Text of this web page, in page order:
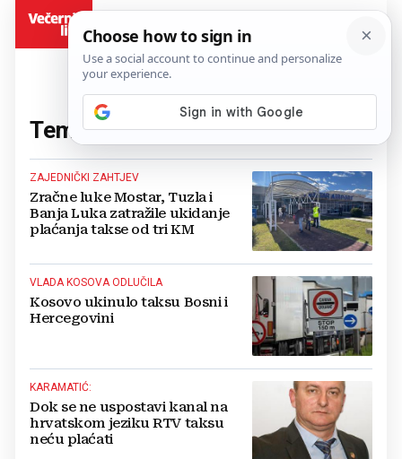
Tema:taksa(3 članaka)
ZAJEDNIČKI ZAHTJEV
Zračne luke Mostar, Tuzla i
Banja Luka zatražile ukidanje
plaćanja takse od tri KM
VLADA KOSOVA ODLUČILA
Kosovo ukinulo taksu Bosni i
Hercegovini
KARAMATIĆ:
Dok se ne uspostavi kanal na
hrvatskom jeziku RTV taksu
neću plaćati